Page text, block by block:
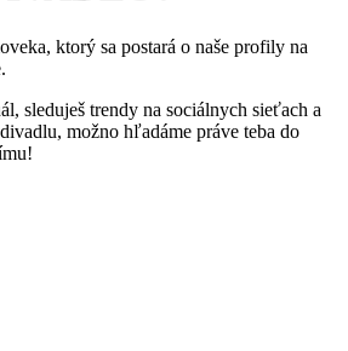
ktorý sa postará o naše profily na
sleduješ trendy na sociálnych sieťach a
možno hľadáme práve teba do